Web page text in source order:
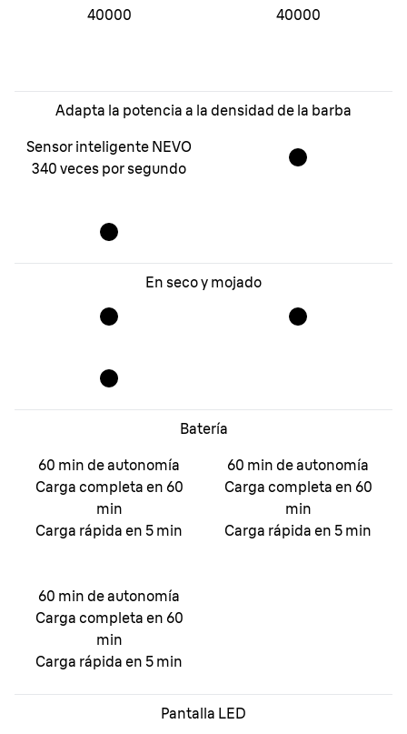
40000
40000
Adapta la potencia a la densidad de la barba
Sensor inteligente NEVO
340 veces por segundo
En seco y mojado
Batería
60 min de autonomía
Carga completa en 60
min
Carga rápida en 5 min
60 min de autonomía
Carga completa en 60
min
Carga rápida en 5 min
60 min de autonomía
Carga completa en 60
min
Carga rápida en 5 min
Pantalla LED